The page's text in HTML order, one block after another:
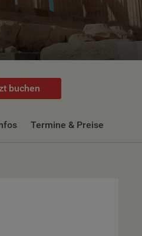
buchen
Termine & Preise